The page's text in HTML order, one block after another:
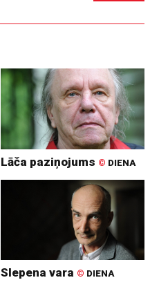
Lāča paziņojums © DIENA
Slepena vara © DIENA